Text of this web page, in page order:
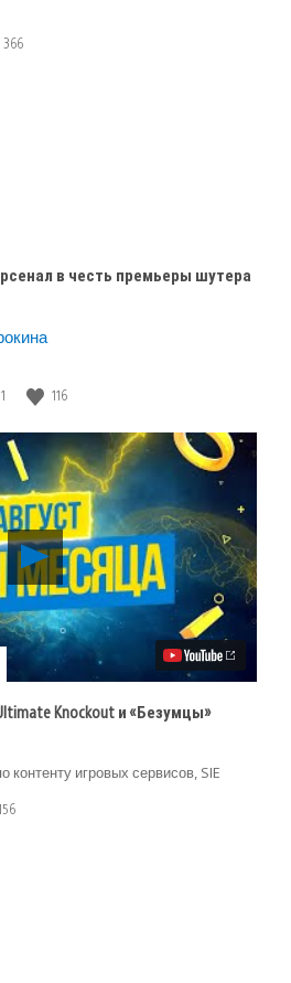
366
в честь премьеры шутера
1 116
Воспроизвести
видео
Август
в
PS
Plus:
Fall
Guys:
Ultimate
«Безумцы»
Knockout и «Безумцы»
игровых сервисов, SIE